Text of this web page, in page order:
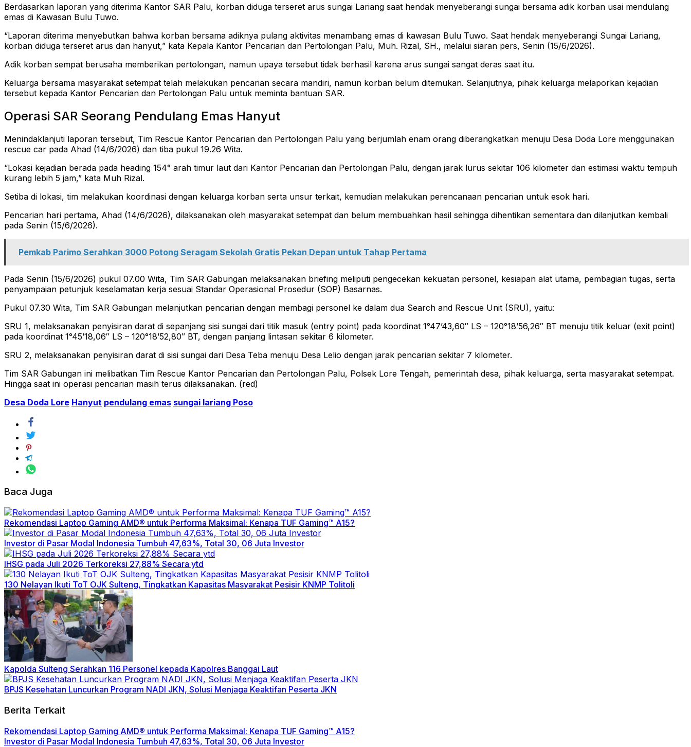
Berdasarkan laporan yang diterima Kantor SAR Palu, korban diduga terseret arus sungai Lariang saat hendak menyeberangi sungai bersama adik korban usai mendulang
emas di Kawasan Bulu Tuwo.
“Laporan diterima menyebutkan bahwa korban bersama adiknya pulang aktivitas menambang emas di kawasan Bulu Tuwo. Saat hendak menyeberangi Sungai Lariang,
korban diduga terseret arus dan hanyut,” kata Kepala Kantor Pencarian dan Pertolongan Palu, Muh. Rizal, SH., melalui siaran pers, Senin (15/6/2026).
Adik korban sempat berusaha memberikan pertolongan, namun upaya tersebut tidak berhasil karena arus sungai sangat deras saat itu.
Keluarga bersama masyarakat setempat telah melakukan pencarian secara mandiri, namun korban belum ditemukan. Selanjutnya, pihak keluarga melaporkan kejadian
tersebut kepada Kantor Pencarian dan Pertolongan Palu untuk meminta bantuan SAR.
Operasi SAR Seorang Pendulang Emas Hanyut
Menindaklanjuti laporan tersebut, Tim Rescue Kantor Pencarian dan Pertolongan Palu yang berjumlah enam orang diberangkatkan menuju Desa Doda Lore menggunakan
rescue car pada Ahad (14/6/2026) dan tiba pukul 19.26 Wita.
“Lokasi kejadian berada pada heading 154° arah timur laut dari Kantor Pencarian dan Pertolongan Palu, dengan jarak lurus sekitar 106 kilometer dan estimasi waktu tempuh
kurang lebih 5 jam,” kata Muh Rizal.
Setiba di lokasi, tim melakukan koordinasi dengan keluarga korban serta unsur terkait, kemudian melakukan perencanaan pencarian untuk esok hari.
Pencarian hari pertama, Ahad (14/6/2026), dilaksanakan oleh masyarakat setempat dan belum membuahkan hasil sehingga dihentikan sementara dan dilanjutkan kembali
pada Senin (15/6/2026).
Pemkab Parimo Serahkan 3000 Potong Seragam Sekolah Gratis Pekan Depan untuk Tahap Pertama
Pada Senin (15/6/2026) pukul 07.00 Wita, Tim SAR Gabungan melaksanakan briefing meliputi pengecekan kekuatan personel, kesiapan alat utama, pembagian tugas, serta
penyampaian petunjuk keselamatan kerja sesuai Standar Operasional Prosedur (SOP) Basarnas.
Pukul 07.30 Wita, Tim SAR Gabungan melanjutkan pencarian dengan membagi personel ke dalam dua Search and Rescue Unit (SRU), yaitu:
SRU 1, melaksanakan penyisiran darat di sepanjang sisi sungai dari titik masuk (entry point) pada koordinat 1°47’43,60″ LS – 120°18’56,26″ BT menuju titik keluar (exit point)
pada koordinat 1°45’18,06″ LS – 120°18’52,80″ BT, dengan panjang lintasan sekitar 6 kilometer.
SRU 2, melaksanakan penyisiran darat di sisi sungai dari Desa Teba menuju Desa Lelio dengan jarak pencarian sekitar 7 kilometer.
Tim SAR Gabungan ini melibatkan Tim Rescue Kantor Pencarian dan Pertolongan Palu, Polsek Lore Tengah, pemerintah desa, pihak keluarga, serta masyarakat setempat.
Hingga saat ini operasi pencarian masih terus dilaksanakan. (red)
Desa Doda Lore Hanyut pendulang emas sungai lariang Poso
Baca Juga
Rekomendasi Laptop Gaming AMD® untuk Performa Maksimal: Kenapa TUF Gaming™ A15?
Investor di Pasar Modal Indonesia Tumbuh 47,63%, Total 30, 06 Juta Investor
IHSG pada Juli 2026 Terkoreksi 27,88% Secara ytd
130 Nelayan Ikuti ToT OJK Sulteng, Tingkatkan Kapasitas Masyarakat Pesisir KNMP Tolitoli
Kapolda Sulteng Serahkan 116 Personel kepada Kapolres Banggai Laut
BPJS Kesehatan Luncurkan Program NADI JKN, Solusi Menjaga Keaktifan Peserta JKN
Berita Terkait
Rekomendasi Laptop Gaming AMD® untuk Performa Maksimal: Kenapa TUF Gaming™ A15?
Investor di Pasar Modal Indonesia Tumbuh 47,63%, Total 30, 06 Juta Investor